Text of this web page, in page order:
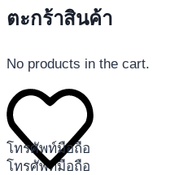
โทรศัพท์มือถือ
โทรศัพท์มือถือ
ตะกร้าสินค้า
No products in the cart.